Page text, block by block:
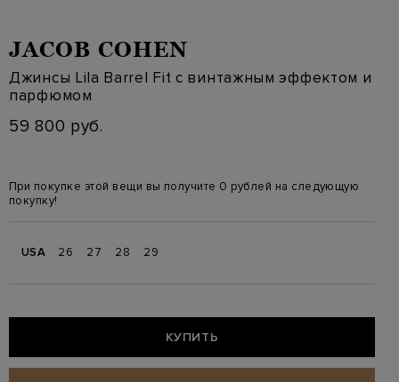
JACOB COHEN
Джинсы Lila Barrel Fit с винтажным эффектом и
парфюмом
59 800 руб.
При покупке этой вещи вы получите 0 рублей на следующую
покупку!
USA 26 27 28 29
КУПИТЬ